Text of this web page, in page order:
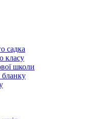
садка
класу
школи
бланку